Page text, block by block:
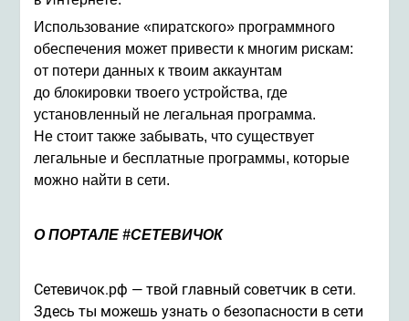
Использование «пиратского» программного
обеспечения может привести к многим рискам:
от потери данных к твоим аккаунтам
до блокировки твоего устройства, где
установленный не легальная программа.
Не стоит также забывать, что существует
легальные и бесплатные программы, которые
можно найти в сети.
О ПОРТАЛЕ #СЕТЕВИЧОК
Сетевичок.рф — твой главный советчик в сети.
Здесь ты можешь узнать о безопасности в сети